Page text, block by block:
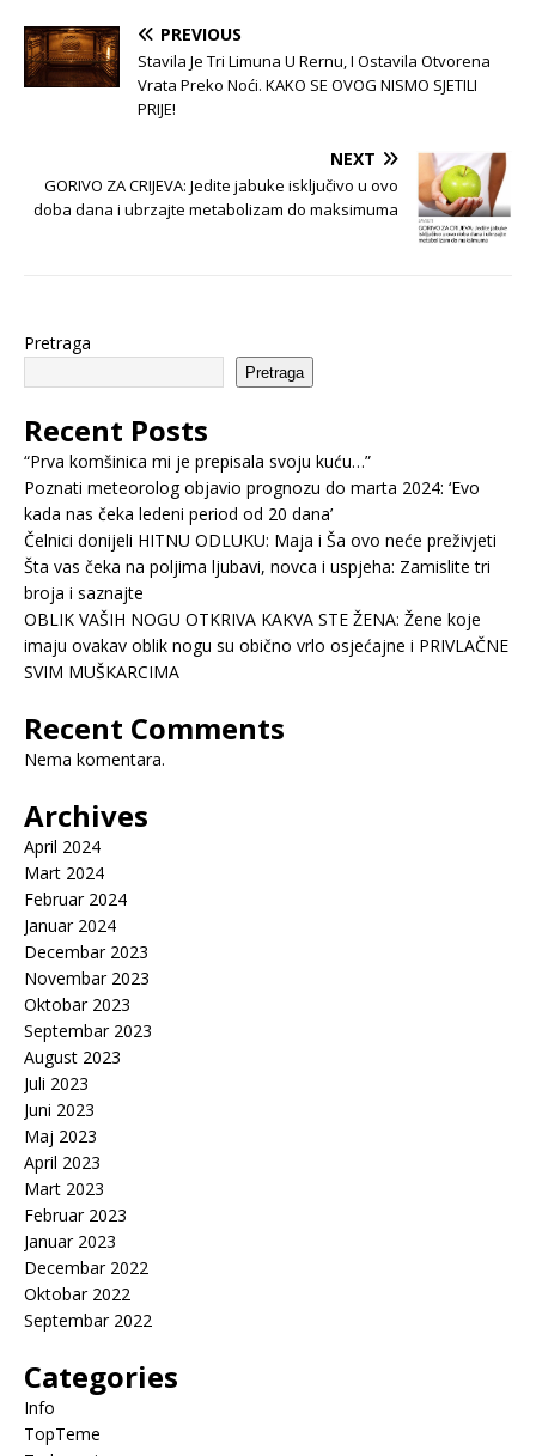
PREVIOUS
Stavila Je Tri Limuna U Rernu, I Ostavila Otvorena
Vrata Preko Noći. KAKO SE OVOG NISMO SJETILI
PRIJE!
NEXT
GORIVO ZA CRIJEVA: Jedite jabuke isključivo u ovo
doba dana i ubrzajte metabolizam do maksimuma
Pretraga
Pretraga
Recent Posts
“Prva komšinica mi je prepisala svoju kuću…”
Poznati meteorolog objavio prognozu do marta 2024: ‘Evo
kada nas čeka ledeni period od 20 dana’
Čelnici donijeli HITNU ODLUKU: Maja i Ša ovo neće preživjeti
Šta vas čeka na poljima ljubavi, novca i uspjeha: Zamislite tri
broja i saznajte
OBLIK VAŠIH NOGU OTKRIVA KAKVA STE ŽENA: Žene koje
imaju ovakav oblik nogu su obično vrlo osjećajne i PRIVLAČNE
SVIM MUŠKARCIMA
Recent Comments
Nema komentara.
Archives
April 2024
Mart 2024
Februar 2024
Januar 2024
Decembar 2023
Novembar 2023
Oktobar 2023
Septembar 2023
August 2023
Juli 2023
Juni 2023
Maj 2023
April 2023
Mart 2023
Februar 2023
Januar 2023
Decembar 2022
Oktobar 2022
Septembar 2022
Categories
Info
TopTeme